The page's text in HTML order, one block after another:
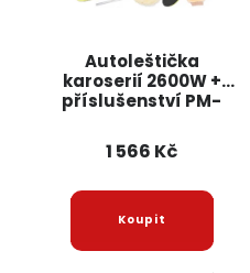
Autoleštička
karoserií 2600W +
příslušenství PM-
POWERMAT
1 566 Kč